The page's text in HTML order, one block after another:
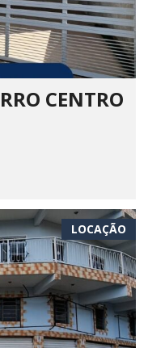
CENTRO
LOCAÇÃO